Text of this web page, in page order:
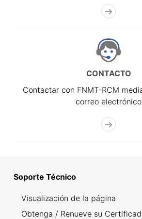
CONTACTO
Contactar con FNMT-RCM
correo electrónico
Soporte Técnico
Visualización de la página
Obtenga / Renueve su